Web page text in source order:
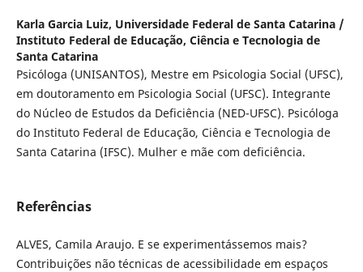
Karla Garcia Luiz, Universidade Federal de Santa Catarina /
Instituto Federal de Educação, Ciência e Tecnologia de
Santa Catarina
Psicóloga (UNISANTOS), Mestre em Psicologia Social (UFSC),
em doutoramento em Psicologia Social (UFSC). Integrante
do Núcleo de Estudos da Deficiência (NED-UFSC). Psicóloga
do Instituto Federal de Educação, Ciência e Tecnologia de
Santa Catarina (IFSC). Mulher e mãe com deficiência.
Referências
ALVES, Camila Araujo. E se experimentássemos mais?
Contribuições não técnicas de acessibilidade em espaços